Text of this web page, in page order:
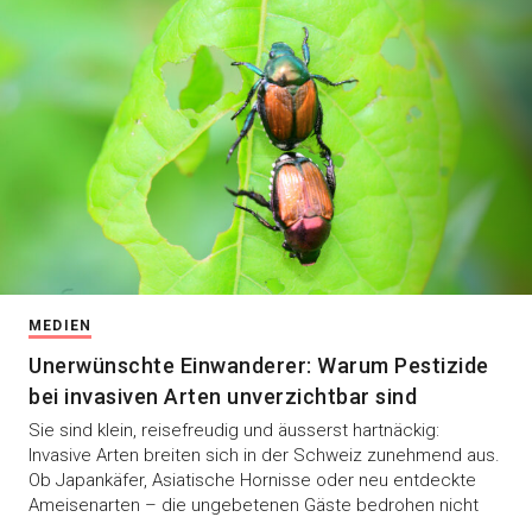
MEDIEN
Unerwünschte Einwanderer: Warum Pestizide
bei invasiven Arten unverzichtbar sind
Sie sind klein, reisefreudig und äusserst hartnäckig:
Invasive Arten breiten sich in der Schweiz zunehmend aus.
Ob Japankäfer, Asiatische Hornisse oder neu entdeckte
Ameisenarten – die ungebetenen Gäste bedrohen nicht